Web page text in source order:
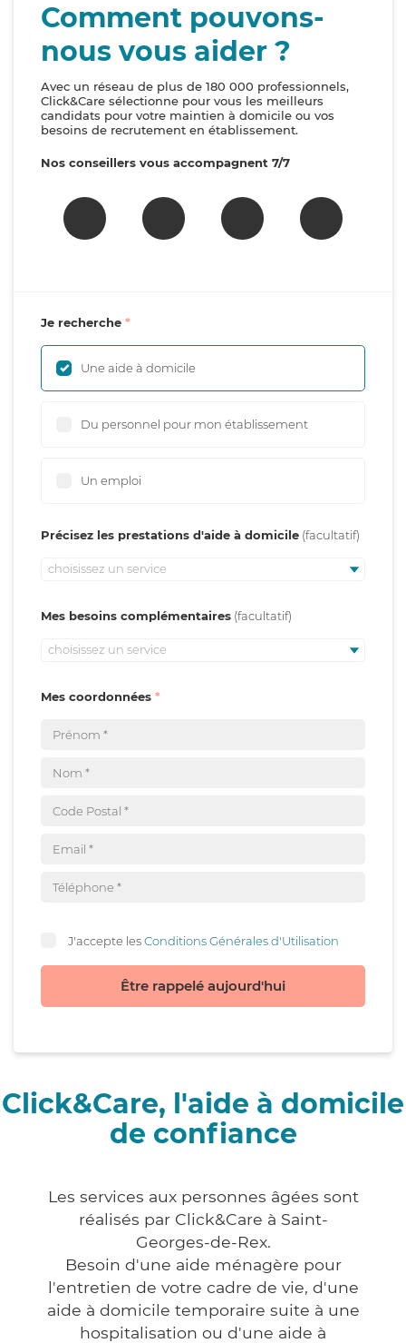
Comment pouvons-
nous vous aider ?
Avec un réseau de plus de 180 000 professionnels,
Click&Care sélectionne pour vous les meilleurs
candidats pour votre maintien à domicile ou vos
besoins de recrutement en établissement.
Nos conseillers vous accompagnent 7/7
Je recherche
Une aide à domicile
Du personnel pour mon établissement
Un emploi
Précisez les prestations d'aide à domicile
choisissez un service
Mes besoins complémentaires
choisissez un service
Mes coordonnées
J'accepte lesConditions Générales d'Utilisation
Être rappelé aujourd'hui
Click&Care, l'aide à domicile
de confiance
Les services aux personnes âgées sont
réalisés par Click&Care à Saint-
Georges-de-Rex.
Besoin d'une aide ménagère pour
l'entretien de votre cadre de vie, d'une
aide à domicile temporaire suite à une
hospitalisation ou d'une aide à